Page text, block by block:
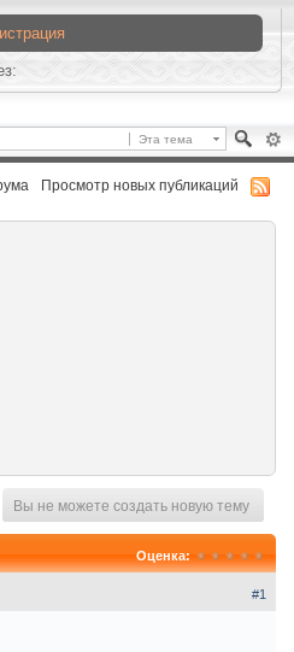
Эта тема
Просмотр новых публикаций
Вы не можете создать новую тему
Оценка:
#1